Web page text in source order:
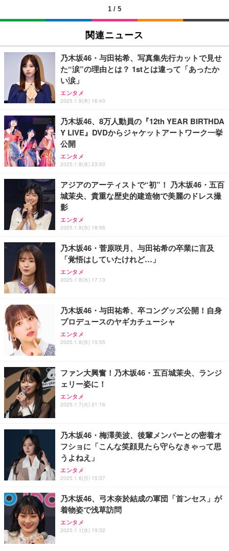
EIZO ビジネス向けプレミアムモニター | FlexScan
【純正品】27"ゲーミングモニター DualSense 充電
フック付き（CFI-ZDM1J）
￥49,979
【整備済み品】Dell E2724HS 27インチ 液晶モニタ
ー フルHD（1920×1080）VA 非光沢 HDMI/DisplayP
ort/VGA スピーカー内蔵 高さ調整 スイベル VESA対
応 ComfortView ビジネス向け
￥15,800
【MiniLED/24.5inch/280Hz/FHD】GRAPHT THE S
HOOTER Gaming Monitor 24” Essential ゲーミン
グモニター QD 24.5インチ 1ms FHD 量子ドット 残
像低減 (3年保証 | 輝点保証 | 日本メーカー)
￥34,980
【法人向け・5年安定ビジネスに最適】GMKtec ミニ
SSD】8コア16スレッド 最大4.5GHz Win11 Pro 小
型PC 2.5G有線LAN Wi-Fi 6E BT5.2 8K3画面同時出
力 HDMI2.0/DP1.4/USB-C M.2 SSD 16TB拡張対応
コンパクト 静音ミニPC ゲーミングPC
【ミニpc 最新第12世代 N95 省電力 N97より高速】B
MAX ミニpc mini pc N95 4C/4T 15W 最大3.4GHz 1
2GB LPDDR5+512GB SSD 小型PC 8TB拡張M.2_N
VMe/SATA HDMI2.1/2画面出力 4K@60Hz 小型パソ
ミニパソコン B4Plus
GMKtec ミニPC G11初登場 AMD Ryzen Embedde
d R2514搭載 16GB DDR4＋256GB SSD動作より安
定 最大3.7GHz｜4K×3画面出力・2.5GLAN HDMI 2.
1/Type-C・Win11 Pro Mini PC USB3.2×4 企業・学
￥61,248
【整備済み品】富士通 ESPRIMO Q558 ミニPC i5第
9世代 16GB SSD256GB Win11 Office2021 WiFi
￥33,980
モバイルバッテリー 大容量 30000mAh 【22.5W/20
ッテリー 5台同時充電 Type-C出力 スマホ 充電器 LC
D残量表示 LEDライト付き ストラップ付き 持ち運び
携帯充電器 停電対策 アウトドア/旅行/出張/防災/緊
急用 iOS/Android各種他対応 機内持込可 (高級白い)
エレコム 充電器 Type-C USB-C 20W USB PD対応 1
ポート PSE認証品 GaN採用 折りたたみ式プラグ ホ
ワイト 【 iPhone16 15 等対応】 EC-AC6820WH
エレコム 充電器 40W 2ポート Type-C USB PD対応
PPS対応 GaN II採用 折りたたみ式プラグ ホワイト
EC-AC10640WH
￥1,790
エレコム 65W 充電器 Type-C コンセント 急速 PD対
応 スイング式プラグ採用 PSE技術基準適合 ブラッ
ク EC-AC12465BK
￥2,190
1 / 5
関連ニュース
乃木坂46・与田祐希、写真集先行カットで見せ
た“涙”の理由とは？ 1stとは違って「あったか
い涙」
エンタメ
2025.1.9(木) 16:40
乃木坂46、8万人動員の『12th YEAR BIRTHDA
Y LIVE』DVDからジャケットアートワーク一挙
公開
エンタメ
2025.1.8(水) 23:00
アジアのアーティストで“初”！ 乃木坂46・五百
城茉央、貴重な歴史的建造物で美麗のドレス撮
影
エンタメ
2025.1.8(水) 18:56
乃木坂46・菅原咲月、与田祐希の卒業に言及
「覚悟はしていたけれど…」
エンタメ
2025.1.8(水) 17:13
乃木坂46・与田祐希、卒コングッズ公開！自身
プロデュースのヤギカチューシャ
エンタメ
2025.1.8(水) 15:55
ファン大興奮！乃木坂46・五百城茉央、ランジ
ェリー姿に！
エンタメ
2025.1.7(火) 21:16
乃木坂46・梅澤美波、後輩メンバーとの密着オ
フショに「こんな笑顔見たら守らなきゃって思
うよねえ」
エンタメ
2025.1.6(月) 15:37
乃木坂46、弓木奈於結成の軍団「首ンセス」が
着物姿で浅草訪問
エンタメ
2025.1.1(水) 19:32